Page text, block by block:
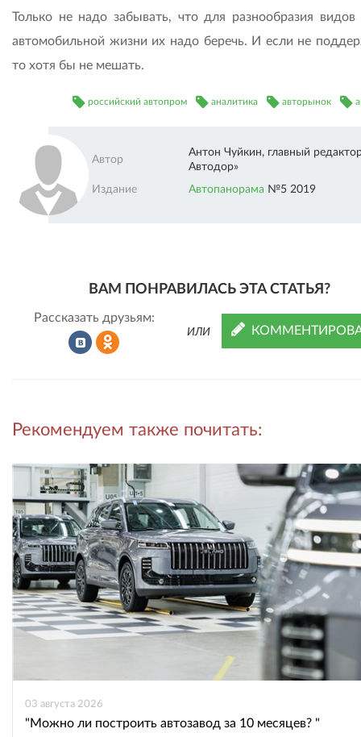
Только не надо забывать, что для разнообразия
автомобильной жизни их надо беречь. И если не
то хотя бы не мешать.
авторынок
аналитика
российский автопром
Автор
Антон Чуйкин, главный
Автодор»
Издание
Автопанорама №5 2019
ВАМ ПОНРАВИЛАСЬ ЭТА СТАТЬЯ?
Рассказать друзьям:
во
ВКонтакте
в
Одноклассниках
ИЛИ
Рекомендуем также почитать:
03 августа 2026
"Можно ли построить автозавод за 10 месяцев? "